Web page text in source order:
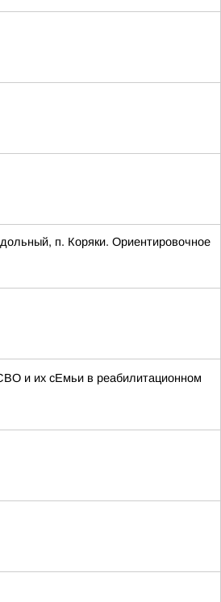
п. Коряки. Ориентировочное
и их сЕмьи в реабилитационном